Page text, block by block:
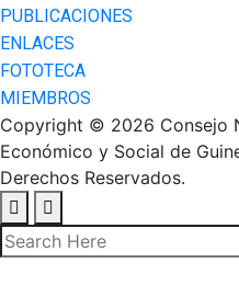
PUBLICACIONES
ENLACES
FOTOTECA
MIEMBROS
Copyright © 2026 Consejo
Económico y Social de
Derechos Reservados.